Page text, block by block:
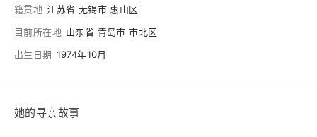
籍贯地 江苏省 无锡市 惠山区
目前所在地 山东省 青岛市 市北区
出生日期 1974年10月
她的寻亲故事